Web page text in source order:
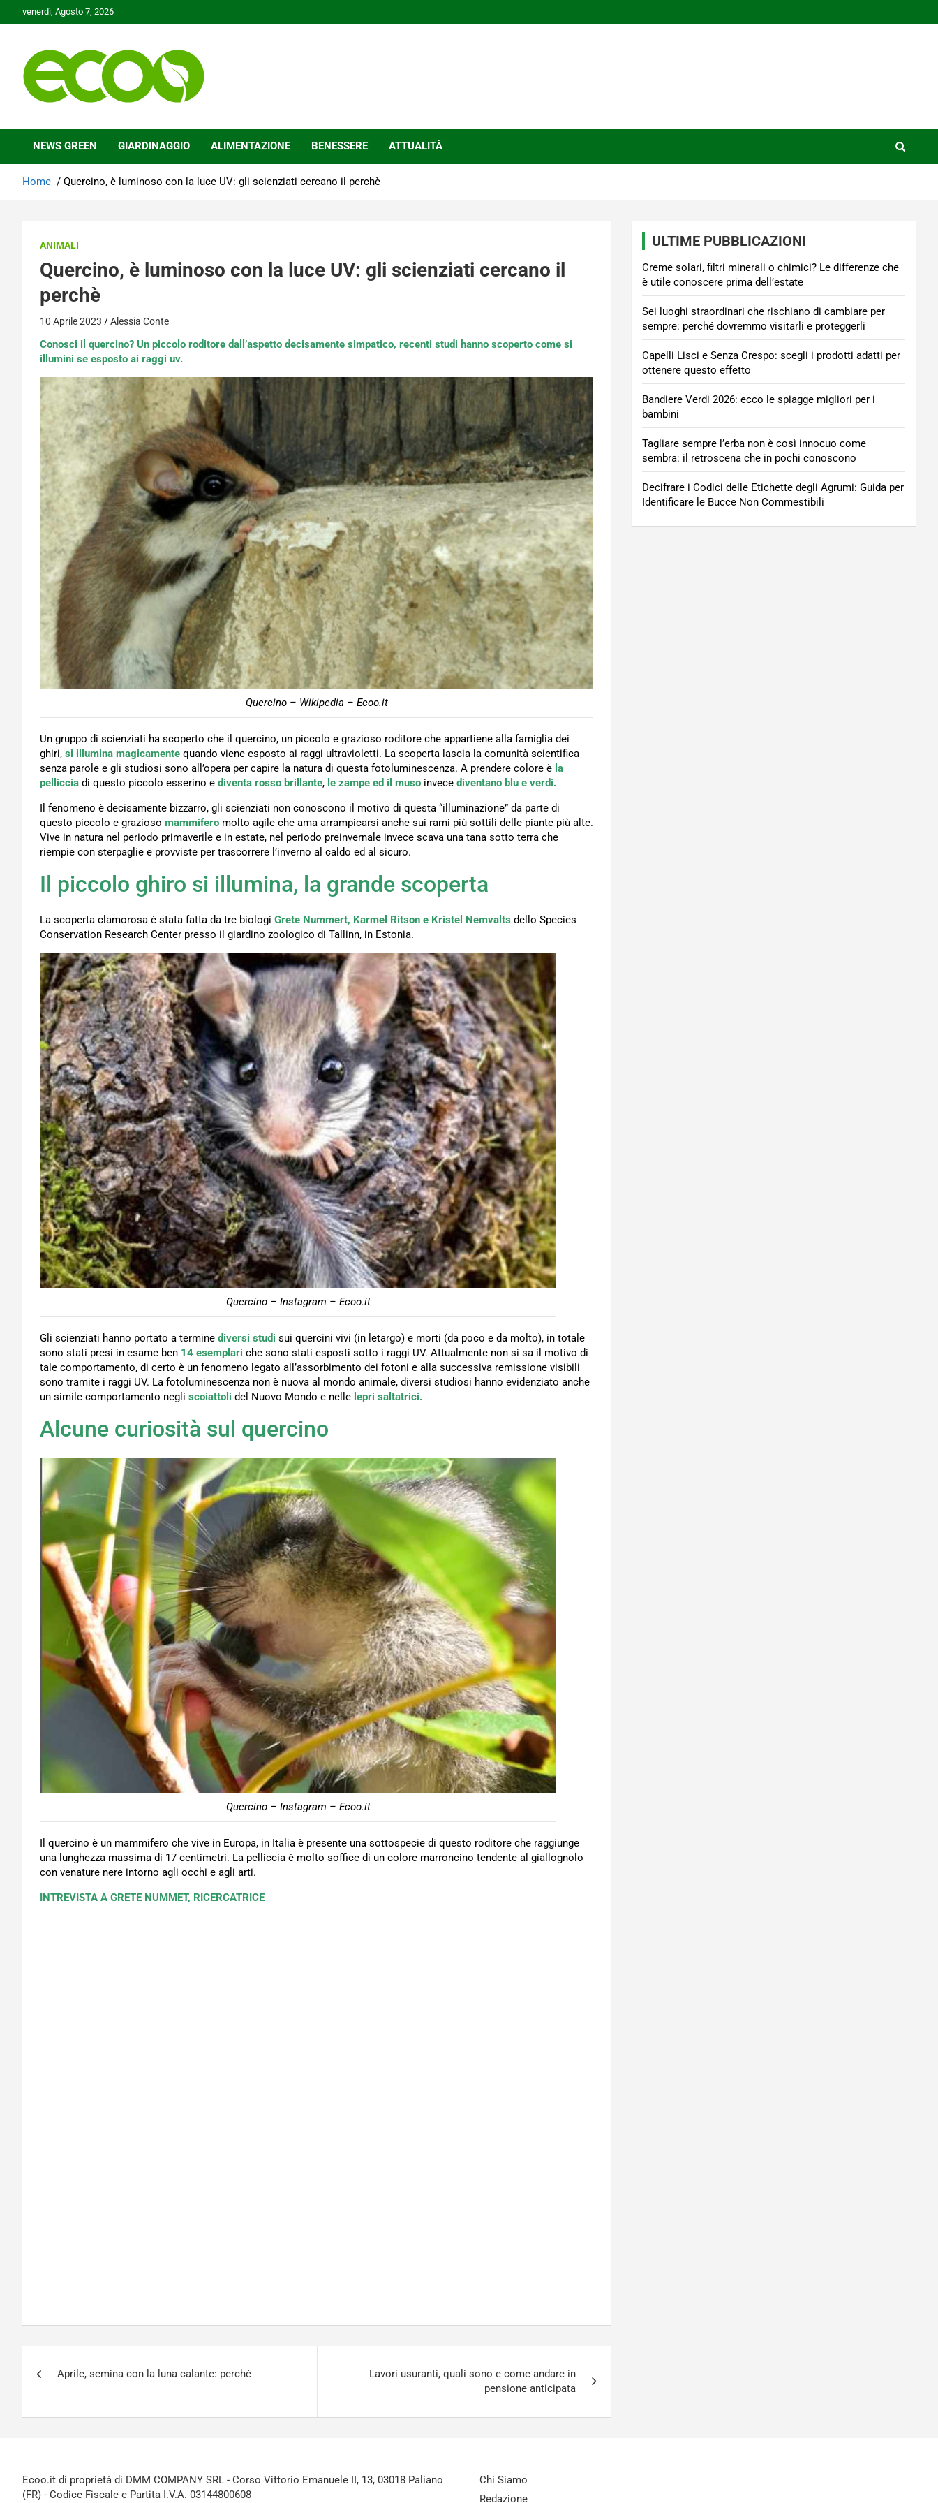
to
venerdì, Agosto 7, 2026
Ecoo.it
NEWS GREEN GIARDINAGGIO ALIMENTAZIONE BENESSERE ATTUALITÀ
Home Quercino, è luminoso con la luce UV: gli scienziati cercano il perchè
ANIMALI
Quercino, è luminoso con la luce UV: gli scienziati cercano il
perchè
10 Aprile 2023 Alessia Conte
Conosci il quercino? Un piccolo roditore dall’aspetto decisamente simpatico, recenti studi hanno scoperto come si
illumini se esposto ai raggi uv.
Quercino – Wikipedia – Ecoo.it
Un gruppo di scienziati ha scoperto che il quercino, un piccolo e grazioso roditore che appartiene alla famiglia dei
ghiri, si illumina magicamente quando viene esposto ai raggi ultravioletti. La scoperta lascia la comunità scientifica
senza parole e gli studiosi sono all’opera per capire la natura di questa fotoluminescenza. A prendere colore è la
pelliccia di questo piccolo esserino e diventa rosso brillante, le zampe ed il muso invece diventano blu e verdi.
Il fenomeno è decisamente bizzarro, gli scienziati non conoscono il motivo di questa “illuminazione” da parte di
questo piccolo e grazioso mammifero molto agile che ama arrampicarsi anche sui rami più sottili delle piante più alte.
Vive in natura nel periodo primaverile e in estate, nel periodo preinvernale invece scava una tana sotto terra che
riempie con sterpaglie e provviste per trascorrere l’inverno al caldo ed al sicuro.
Il piccolo ghiro si illumina, la grande scoperta
La scoperta clamorosa è stata fatta da tre biologi Grete Nummert, Karmel Ritson e Kristel Nemvalts dello Species
Conservation Research Center presso il giardino zoologico di Tallinn, in Estonia.
Quercino – Instagram – Ecoo.it
Gli scienziati hanno portato a termine diversi studi sui quercini vivi (in letargo) e morti (da poco e da molto), in totale
sono stati presi in esame ben 14 esemplari che sono stati esposti sotto i raggi UV. Attualmente non si sa il motivo di
tale comportamento, di certo è un fenomeno legato all’assorbimento dei fotoni e alla successiva remissione visibili
sono tramite i raggi UV. La fotoluminescenza non è nuova al mondo animale, diversi studiosi hanno evidenziato anche
un simile comportamento negli scoiattoli del Nuovo Mondo e nelle lepri saltatrici.
Alcune curiosità sul quercino
Quercino – Instagram – Ecoo.it
Il quercino è un mammifero che vive in Europa, in Italia è presente una sottospecie di questo roditore che raggiunge
una lunghezza massima di 17 centimetri. La pelliccia è molto soffice di un colore marroncino tendente al giallognolo
con venature nere intorno agli occhi e agli arti.
INTREVISTA A GRETE NUMMET, RICERCATRICE
articoli
Aprile, semina con la luna calante: perché
Lavori usuranti, quali sono e come andare in
pensione anticipata
ULTIME PUBBLICAZIONI
Creme solari, filtri minerali o chimici? Le differenze che
è utile conoscere prima dell’estate
Sei luoghi straordinari che rischiano di cambiare per
sempre: perché dovremmo visitarli e proteggerli
Capelli Lisci e Senza Crespo: scegli i prodotti adatti per
ottenere questo effetto
Bandiere Verdi 2026: ecco le spiagge migliori per i
bambini
Tagliare sempre l’erba non è così innocuo come
sembra: il retroscena che in pochi conoscono
Decifrare i Codici delle Etichette degli Agrumi: Guida per
Identificare le Bucce Non Commestibili
Ecoo.it di proprietà di DMM COMPANY SRL - Corso Vittorio Emanuele II, 13, 03018 Paliano
(FR) - Codice Fiscale e Partita I.V.A. 03144800608
Chi Siamo
Redazione